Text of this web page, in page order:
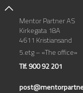
Mentor Partner AS
Kirkegata 18A
4611 Kristiansand
5.etg – «The office»
Tlf. 900 92 201